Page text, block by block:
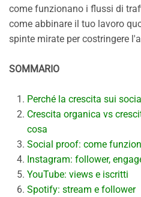
come funzionano i flussi di
come abbinare il tuo lavoro
spinte mirate per costringere
SOMMARIO
Perché la crescita sui
Crescita organica vs
cosa
Social proof: come
Instagram: follower,
YouTube: views e iscritti
Spotify: stream e follower